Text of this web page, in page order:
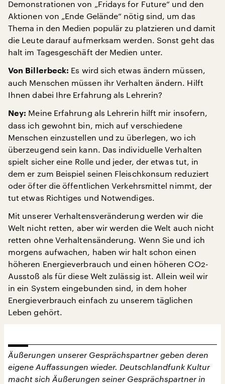
Demonstrationen von „Fridays for Future“ und den
Aktionen von „Ende Gelände“ nötig sind, um das
Thema in den Medien populär zu platzieren und damit
die Leute darauf aufmerksam werden. Sonst geht das
halt im Tagesgeschäft der Medien unter.
Von Billerbeck: Es wird sich etwas ändern müssen,
auch Menschen müssen ihr Verhalten ändern. Hilft
Ihnen dabei Ihre Erfahrung als Lehrerin?
Ney: Meine Erfahrung als Lehrerin hilft mir insofern,
dass ich gewohnt bin, mich auf verschiedene
Menschen einzustellen und zu überlegen, wo ich
überzeugend sein kann. Das individuelle Verhalten
spielt sicher eine Rolle und jeder, der etwas tut, in
dem er zum Beispiel seinen Fleischkonsum reduziert
oder öfter die öffentlichen Verkehrsmittel nimmt, der
tut etwas Richtiges und Notwendiges.
Mit unserer Verhaltensveränderung werden wir die
Welt nicht retten, aber wir werden die Welt auch nicht
retten ohne Verhaltensänderung. Wenn Sie und ich
morgens aufwachen, haben wir halt schon einen
höheren Energieverbrauch und einen höheren CO2-
Ausstoß als für diese Welt zulässig ist. Allein weil wir
in ein System eingebunden sind, in dem hoher
Energieverbrauch einfach zu unserem täglichen
Leben gehört.
Äußerungen unserer Gesprächspartner geben deren
eigene Auffassungen wieder. Deutschlandfunk Kultur
macht sich Äußerungen seiner Gesprächspartner in